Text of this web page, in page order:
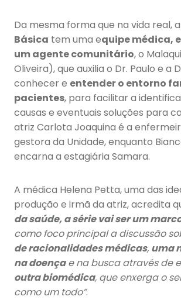
Da mesma forma que na vida real, a
Básica tem uma equipe médica,
um agente comunitário, o
Oliveira), que auxilia o Dr. Paulo e a
conhecer e entender o entorno
pacientes, para facilitar a
causas e eventuais soluções para
atriz Carlota Joaquina é a
gestora da Unidade, enquanto
encarna a estagiária Samara.
A médica Helena Petta, uma das
produção e irmã da atriz, acredita
da saúde, a série vai ser um
como foco principal a discussão
de racionalidades médicas, uma
na doençae na busca através de
outra biomédica, que enxerga o
como um todo”.